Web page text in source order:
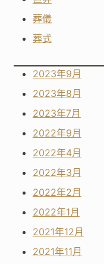
葬儀
葬式
2023年9月
2023年8月
2023年7月
2022年9月
2022年4月
2022年3月
2022年2月
2022年1月
2021年12月
2021年11月